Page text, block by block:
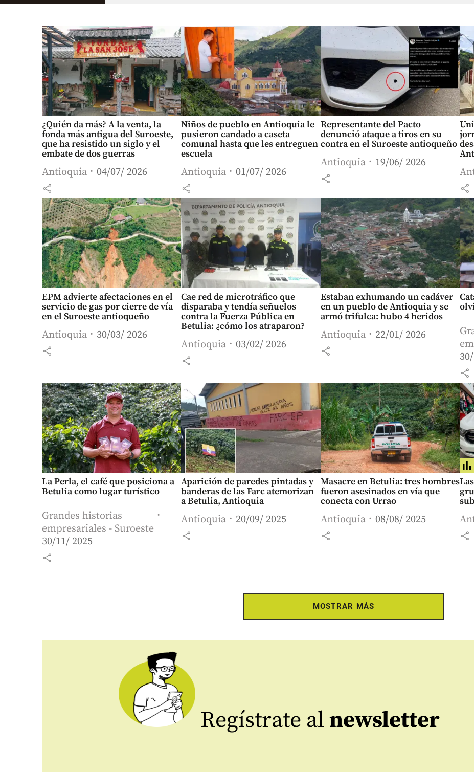
¿Quién da más? A la venta, la
fonda más antigua del Suroeste,
que ha resistido un siglo y el
embate de dos guerras
Antioquia 04/07/ 2026
share
Niños de pueblo en Antioquia le
pusieron candado a caseta
comunal hasta que les entreguen
escuela
Antioquia 01/07/ 2026
share
Representante del Pacto
denunció ataque a tiros en su
contra en el Suroeste antioqueño
Antioquia 19/06/ 2026
share
share
EPM advierte afectaciones en el
servicio de gas por cierre de vía
en el Suroeste antioqueño
Antioquia 30/03/ 2026
share
Cae red de microtráfico que
disparaba y tendía señuelos
contra la Fuerza Pública en
Betulia: ¿cómo los atraparon?
Antioquia 03/02/ 2026
share
Estaban exhumando un cadáver
en un pueblo de Antioquia y se
armó trifulca: hubo 4 heridos
Antioquia 22/01/ 2026
share
share
La Perla, el café que posiciona a
Betulia como lugar turístico
Grandes historias
empresariales - Suroeste
30/11/ 2025
share
Aparición de paredes pintadas y
banderas de las Farc atemorizan
a Betulia, Antioquia
Antioquia 20/09/ 2025
share
Masacre en Betulia: tres hombres
fueron asesinados en vía que
conecta con Urrao
Antioquia 08/08/ 2025
share share
MOSTRAR MÁS
Regístrate al newsletter